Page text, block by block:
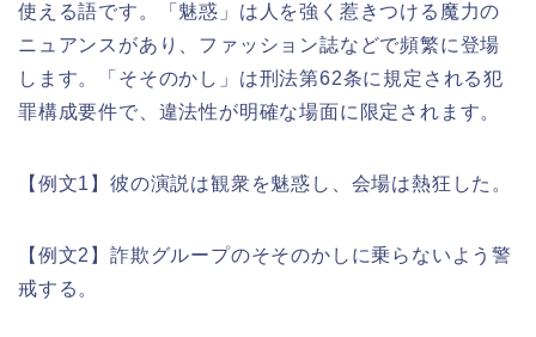
使える語です。「魅惑」は人を強く惹きつける魔力の
ニュアンスがあり、ファッション誌などで頻繁に登場
します。「そそのかし」は刑法第62条に規定される犯
罪構成要件で、違法性が明確な場面に限定されます。
【例文1】彼の演説は観衆を魅惑し、会場は熱狂した。
【例文2】詐欺グループのそそのかしに乗らないよう警
戒する。